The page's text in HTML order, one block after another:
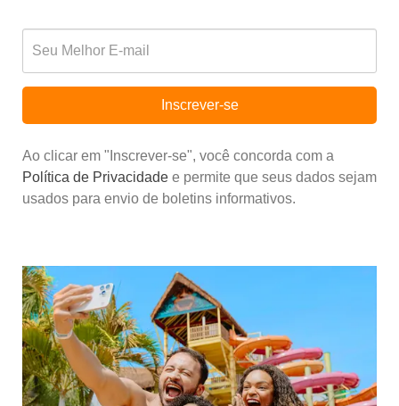
Inscrever-se
Ao clicar em "Inscrever-se", você concorda com a
Política de Privacidade e permite que seus dados sejam
usados para envio de boletins informativos.